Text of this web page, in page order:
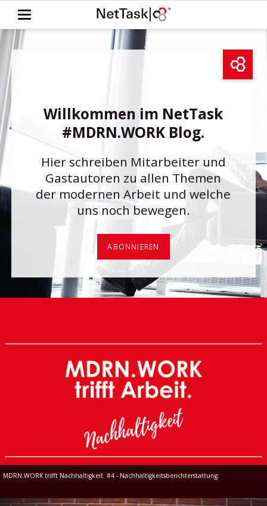
Willkommen im NetTask
#MDRN.WORK Blog.
Hier schreiben Mitarbeiter und
Gastautoren zu allen Themen
der modernen Arbeit und welche
uns noch bewegen.
ABONNIEREN
MDRN.WORK trifft Nachhaltigkeit: #4 - Nachhaltigkeitsberichterstattung.